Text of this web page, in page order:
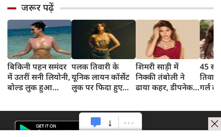
जरूर पढ़ें
बिकिनी पहन समंदर
में उतरीं सनी लियोनी,
बोल्ड लुक हुआ
पलक तिवारी के
यूनिक लायन कॉर्सेट
लुक पर फिदा हुए
शिमरी साड़ी में
निक्की तंबोली ने
ढाया कहर, डीपनेक
45
गर्ल